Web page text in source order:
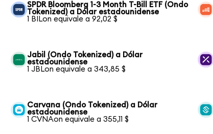
SPDR Bloomberg 1-3 Month T-Bill ETF (Ondo
Tokenized) a Dólar estadounidense
1 BILon equivale a 92,02 $
Jabil (Ondo Tokenized) a Dólar
estadounidense
1 JBLon equivale a 343,85 $
Carvana (Ondo Tokenized) a Dólar
estadounidense
1 CVNAon equivale a 355,11 $